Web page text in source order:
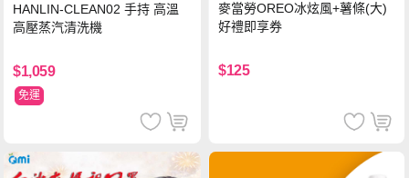
HANLIN-CLEAN02 手持 高溫
高壓蒸汽清洗機
$1,059
免運
麥當勞OREO冰炫風+薯條(大)
好禮即享券
$125